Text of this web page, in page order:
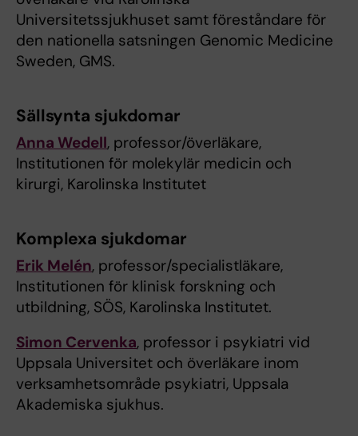
Universitetssjukhuset samt föreståndare för
den nationella satsningen Genomic Medicine
Sweden, GMS.
Sällsynta sjukdomar
Anna Wedell, professor/överläkare,
Institutionen för molekylär medicin och
kirurgi, Karolinska Institutet
Komplexa sjukdomar
Erik Melén, professor/specialistläkare,
Institutionen för klinisk forskning och
utbildning, SÖS, Karolinska Institutet.
Simon Cervenka, professor i psykiatri vid
Uppsala Universitet och överläkare inom
verksamhetsområde psykiatri, Uppsala
Akademiska sjukhus.